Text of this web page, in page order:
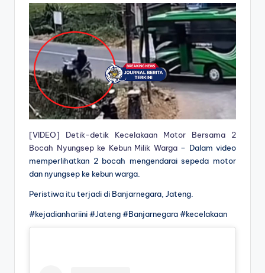
[VIDEO] Detik-detik Kecelakaan Motor Bersama 2
Bocah Nyungsep ke Kebun Milik Warga– Dalam video
memperlihatkan 2 bocah mengendarai sepeda motor
dan nyungsep ke kebun warga.
Peristiwa itu terjadi di Banjarnegara, Jateng.
#kejadianhariini #Jateng #Banjarnegara #kecelakaan